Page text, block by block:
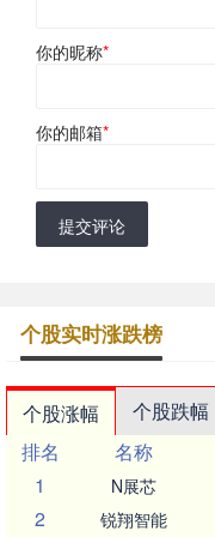
你的昵称*
你的邮箱*
提交评论
个股实时涨跌榜
个股涨幅 个股跌幅
排名
名称
1
N展芯
2 锐翔智能